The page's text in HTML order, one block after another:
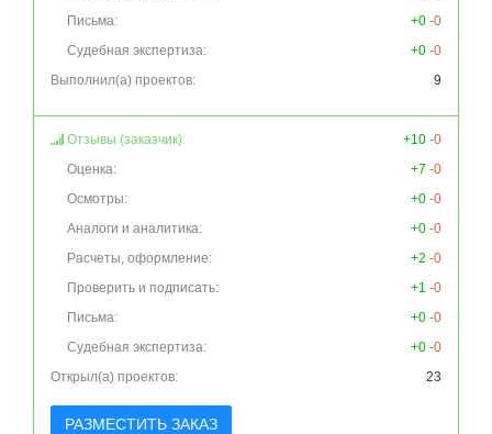
Письма:
+0 -0
Судебная экспертиза:
+0 -0
Выполнил(а) проектов:
9
Отзывы (заказчик): +10 -0
Оценка:
+7 -0
Осмотры:
+0 -0
Аналоги и аналитика:
+0 -0
Расчеты, оформление:
+2 -0
Проверить и подписать:
+1 -0
Письма:
+0 -0
Судебная экспертиза:
+0 -0
Открыл(а) проектов:
23
РАЗМЕСТИТЬ ЗАКАЗ